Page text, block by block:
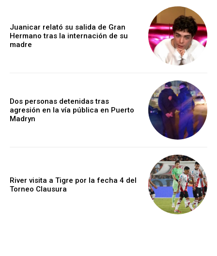
Juanicar relató su salida de Gran
Hermano tras la internación de su
madre
Dos personas detenidas tras
agresión en la vía pública en Puerto
Madryn
River visita a Tigre por la fecha 4 del
Torneo Clausura